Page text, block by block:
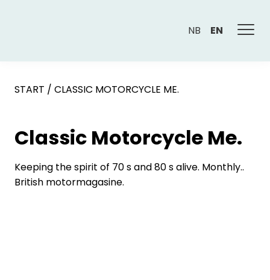
NB EN
START / CLASSIC MOTORCYCLE ME.
Classic Motorcycle Me.
Keeping the spirit of 70 s and 80 s alive. Monthly..
British motormagasine.